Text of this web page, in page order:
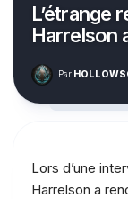
L’étrange
Harrelson
Par
Lors d’une
Harrelson a